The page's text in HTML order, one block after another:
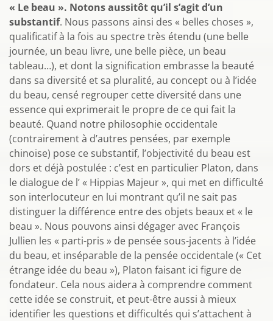
« Le beau ». Notons aussitôt qu’il s’agit d’un
substantif. Nous passons ainsi des « belles choses »,
qualificatif à la fois au spectre très étendu (une belle
journée, un beau livre, une belle pièce, un beau
tableau…), et dont la signification embrasse la beauté
dans sa diversité et sa pluralité, au concept ou à l’idée
du beau, censé regrouper cette diversité dans une
essence qui exprimerait le propre de ce qui fait la
beauté. Quand notre philosophie occidentale
(contrairement à d’autres pensées, par exemple
chinoise) pose ce substantif, l’objectivité du beau est
dors et déjà postulée : c’est en particulier Platon, dans
le dialogue de l’ « Hippias Majeur », qui met en difficulté
son interlocuteur en lui montrant qu’il ne sait pas
distinguer la différence entre des objets beaux et « le
beau ». Nous pouvons ainsi dégager avec François
Jullien les « parti-pris » de pensée sous-jacents à l’idée
du beau, et inséparable de la pensée occidentale (« Cet
étrange idée du beau »), Platon faisant ici figure de
fondateur. Cela nous aidera à comprendre comment
cette idée se construit, et peut-être aussi à mieux
identifier les questions et difficultés qui s’attachent à